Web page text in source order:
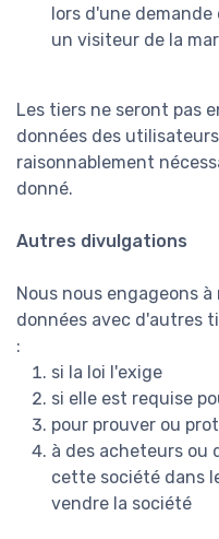
lors d'une
un visiteur de la
Les tiers ne seront pas
données des
raisonnablement
donné.
Autres divulgations
Nous nous engageons
données avec d'autres
:
si la loi l'exige
si elle est requise
pour prouver ou
à des acheteurs ou
cette société dans
vendre la société